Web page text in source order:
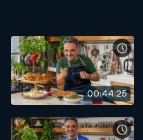
00:44:25